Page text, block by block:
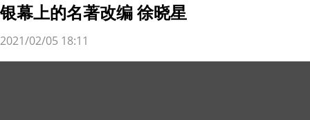
银幕上的名著改编 徐晓星
2021/02/05 18:11